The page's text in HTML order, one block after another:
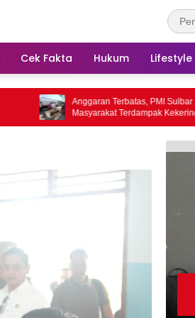
Cek Fakta Hukum Lifestyle
Anggaran Terbatas, PMI Sulbar Layani
Masyarakat Terdampak Kekeringan